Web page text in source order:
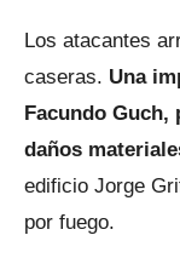
Los atacantes
caseras. Una
Facundo Guch,
daños
edificio Jorge
por fuego.